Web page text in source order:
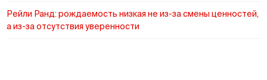
Рейли Ранд: рождаемость низкая не из-за смены ценностей,
а из-за отсутствия уверенности